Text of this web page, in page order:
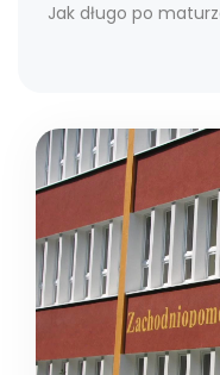
Jak długo po